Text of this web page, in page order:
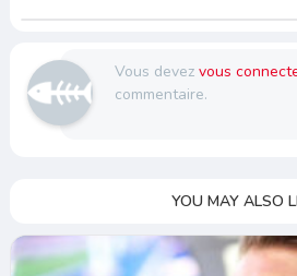
Vous devez vous
commentaire.
YOU MAY ALSO